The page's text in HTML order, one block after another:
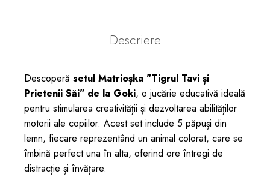
Descriere
Descoperă setul Matrioșka "Tigrul Tavi și
Prietenii Săi" de la Goki, o jucărie educativă ideală
pentru stimularea creativității și dezvoltarea abilităților
motorii ale copiilor. Acest set include 5 păpuși din
lemn, fiecare reprezentând un animal colorat, care se
îmbină perfect una în alta, oferind ore întregi de
distracție și învățare.